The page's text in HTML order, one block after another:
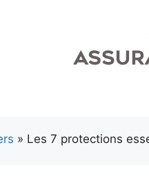
» Les 7 protections